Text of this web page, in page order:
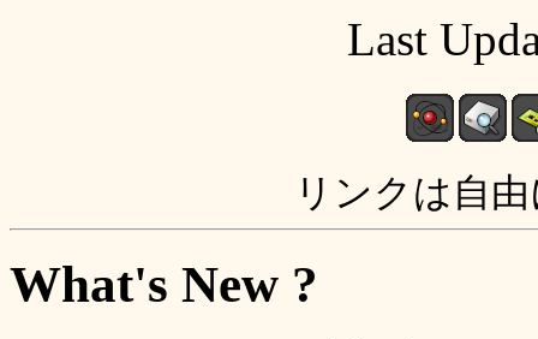
Last
リンクは自
What's New ?